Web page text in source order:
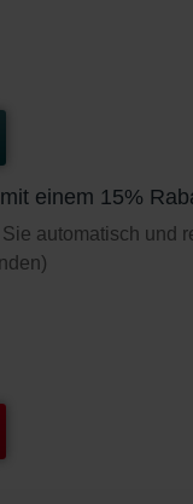
einem 15%
automatisch und